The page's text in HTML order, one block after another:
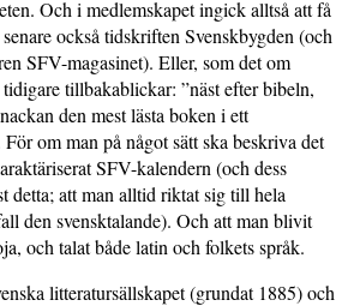
Och i medlemskapet ingick alltså att få
också tidskriften Svenskbygden (och
SFV-magasinet). Eller, som det om
tillbakablickar: ”näst efter bibeln,
den mest lästa boken i ett
om man på något sätt ska beskriva det
SFV-kalendern (och dess
detta; att man alltid riktat sig till hela
den svensktalande). Och att man blivit
och talat både latin och folkets språk.
litteratursällskapet (grundat 1885) och